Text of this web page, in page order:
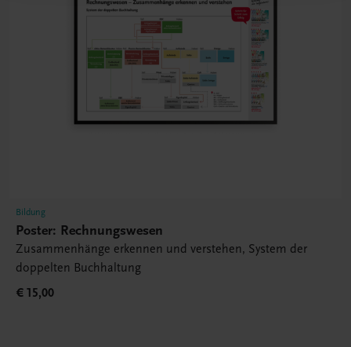
Bildung
Poster: Rechnungswesen
Zusammenhänge erkennen und verstehen, System der
doppelten Buchhaltung
€ 15,00